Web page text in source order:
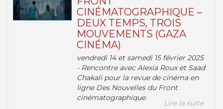
CINÉMATOGRAPHIQUE –
DEUX TEMPS, TROIS
MOUVEMENTS (GAZA
CINÉMA)
vendredi 14 et samedi 15 février 2025
- Rencontre avec Alexia Roux et Saad
Chakali pour la revue de cinéma en
ligne Des Nouvelles du Front
cinématographique.
Lire la suite